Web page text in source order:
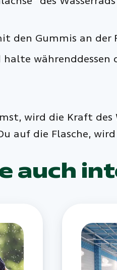
den Gummis an der
währenddessen
wird die Kraft des
auf die Flasche,
auch